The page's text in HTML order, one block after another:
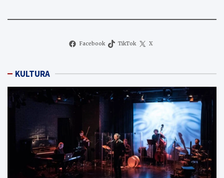
Facebook TikTok X
KULTURA